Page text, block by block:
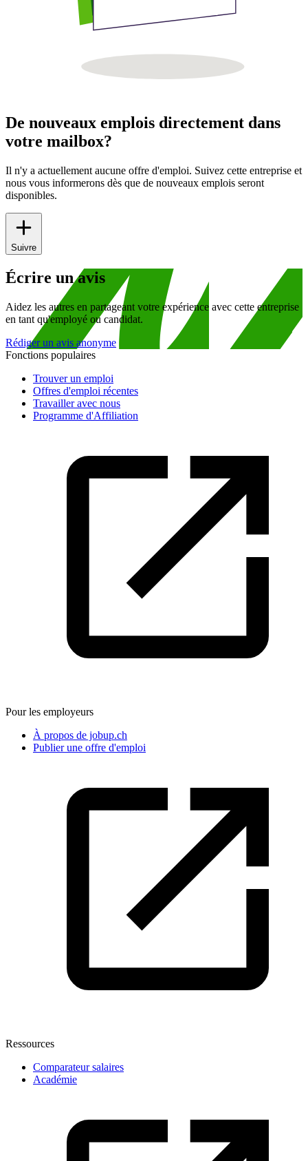
De nouveaux emplois directement dans
votre mailbox?
Il n'y a actuellement aucune offre d'emploi. Suivez cette entreprise et
nous vous informerons dès que de nouveaux emplois seront
disponibles.
Suivre
Écrire un avis
Aidez les autres en partageant votre expérience avec cette entreprise
en tant qu'employé ou candidat.
Rédiger un avis anonyme
Fonctions populaires
Trouver un emploi
Offres d'emploi récentes
Travailler avec nous
Programme d'Affiliation
Pour les employeurs
À propos de jobup.ch
Publier une offre d'emploi
Ressources
Comparateur salaires
Académie